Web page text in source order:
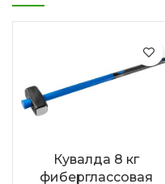
Кувалда 8 кг
фиберглассовая